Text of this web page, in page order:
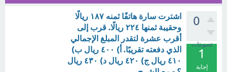
0
تصويتات
1
إجابة
اشترت سارة هاتفًا ثمنه ١٨٧ ريالًا
وحقيبة ثمنها ٢٢٤ ريالًا. قرب إلى
أقرب عشرة لتقدر المبلغ الإجمالي
الذي دفعته تقريبًا. أ) ٤٠٠ ريال ب)
٤١٠ ريال ج) ٤٢٠ ريال د) ٤٣٠ ريال